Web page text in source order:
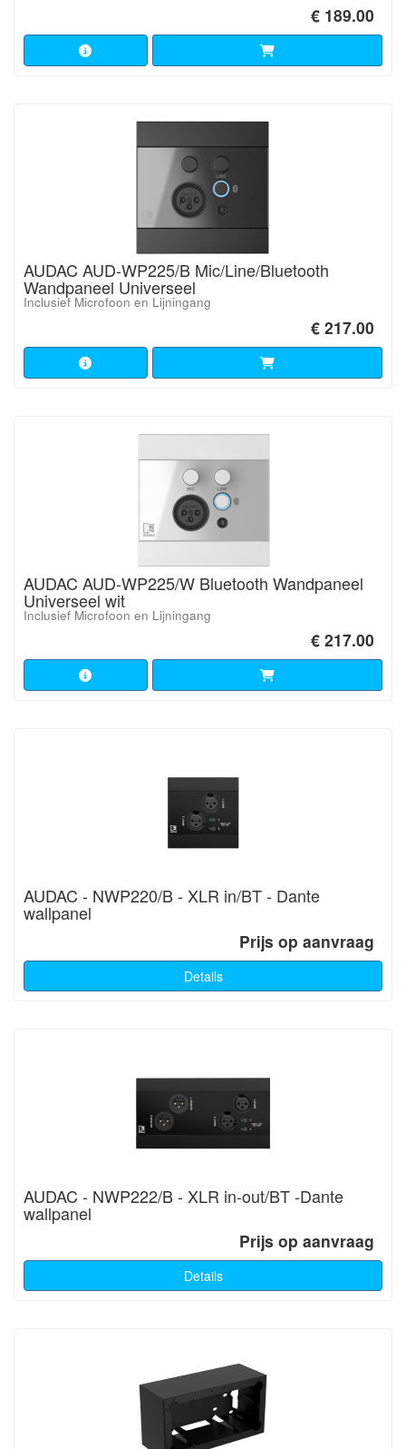
€ 189.00
AUDAC AUD-WP225/B Mic/Line/Bluetooth
Wandpaneel Universeel
Inclusief Microfoon en Lijningang
€ 217.00
AUDAC AUD-WP225/W Bluetooth Wandpaneel
Universeel wit
Inclusief Microfoon en Lijningang
€ 217.00
AUDAC - NWP220/B - XLR in/BT - Dante
wallpanel
Prijs op aanvraag
Details
AUDAC - NWP222/B - XLR in-out/BT -Dante
wallpanel
Prijs op aanvraag
Details